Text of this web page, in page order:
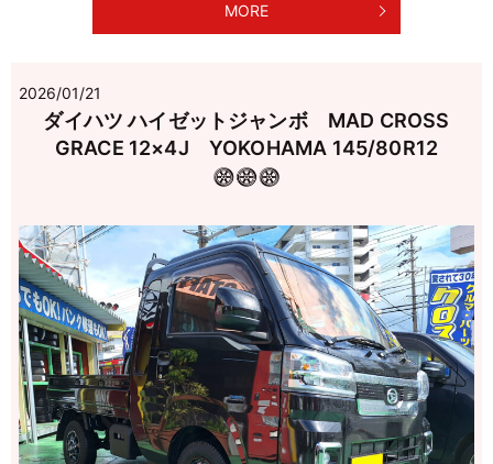
MORE
2026/01/21
ダイハツ ハイゼットジャンボ MAD CROSS
GRACE 12×4J YOKOHAMA 145/80R12